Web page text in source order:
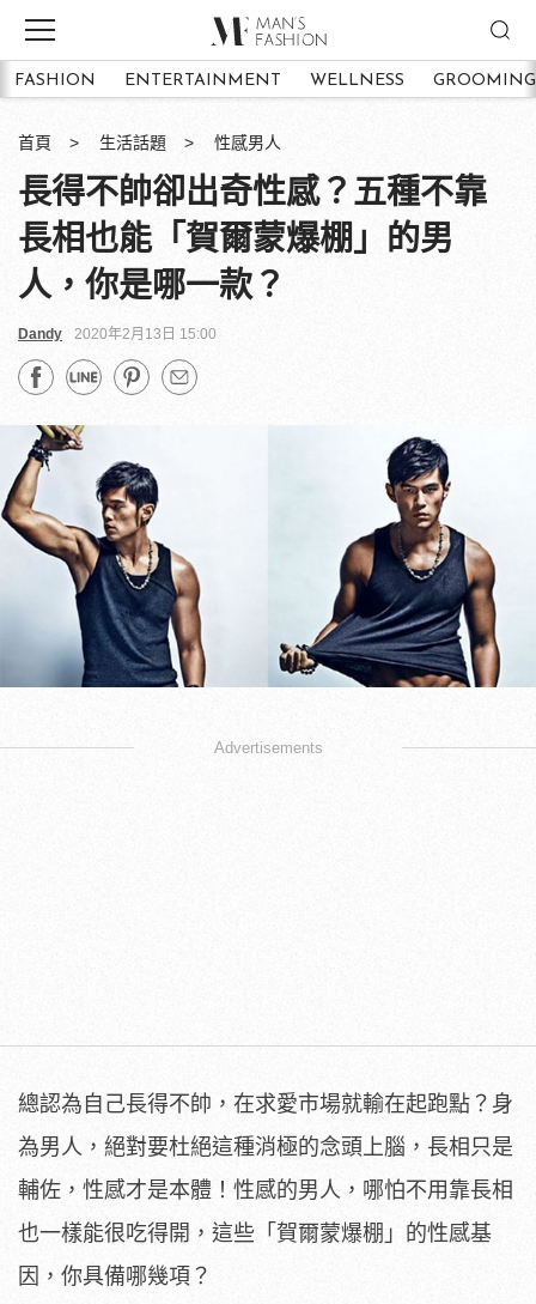
FASHION ENTERTAINMENT WELLNESS GROOMING
首頁 生活話題 性感男人
長得不帥卻出奇性感？五種不靠
長相也能「賀爾蒙爆棚」的男
人，你是哪一款？
Dandy 2020年2月13日 15:00
Advertisements
總認為自己長得不帥，在求愛市場就輸在起跑點？身
為男人，絕對要杜絕這種消極的念頭上腦，長相只是
輔佐，性感才是本體！性感的男人，哪怕不用靠長相
也一樣能很吃得開，這些「賀爾蒙爆棚」的性感基
因，你具備哪幾項？